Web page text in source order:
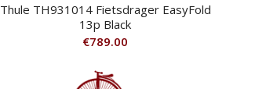
Thule TH931014 Fietsdrager EasyFold
13p Black
€789.00